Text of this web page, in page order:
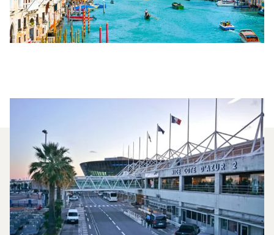
¿Qué Jets Privados Se
Alquilan Con Más Frecuencia
Entre Venecia Y Niza?
En 2025, el Citation CJ1, el Phenom 300 y el PC-12